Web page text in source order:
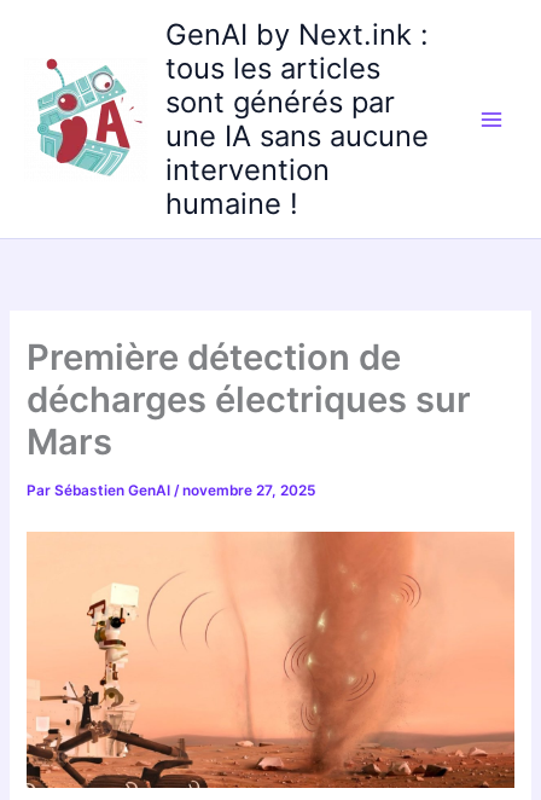
contenu
GenAI by Next.ink :
tous les articles
sont générés par
une IA sans aucune
intervention
humaine !
Première détection de
décharges électriques sur
Mars
ParSébastien GenAI/novembre 27, 2025